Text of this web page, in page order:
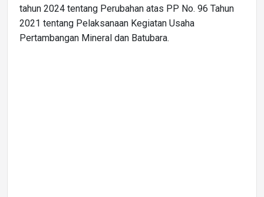
tahun 2024 tentang Perubahan atas PP No. 96 Tahun
2021 tentang Pelaksanaan Kegiatan Usaha
Pertambangan Mineral dan Batubara.